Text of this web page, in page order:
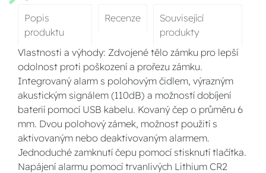
Popis
produktu
Recenze
Související
produkty
Vlastnosti a výhody: Zdvojené tělo zámku pro lepší
odolnost proti poškození a prořezu zámku.
Integrovaný alarm s polohovým čidlem, výrazným
akustickým signálem (110dB) a možností dobíjení
baterií pomocí USB kabelu. Kovaný čep o průměru 6
mm. Dvou polohový zámek, možnost použití s
aktivovaným nebo deaktivovaným alarmem.
Jednoduché zamknutí čepu pomocí stisknutí tlačítka.
Napájení alarmu pomocí trvanlivých Lithium CR2